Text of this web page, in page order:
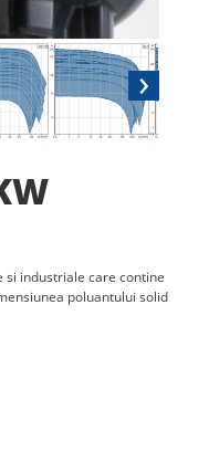
›
si industriale care contine
poluantului solid